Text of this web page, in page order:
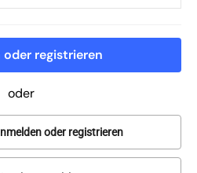
registrieren
oder
oder registrieren